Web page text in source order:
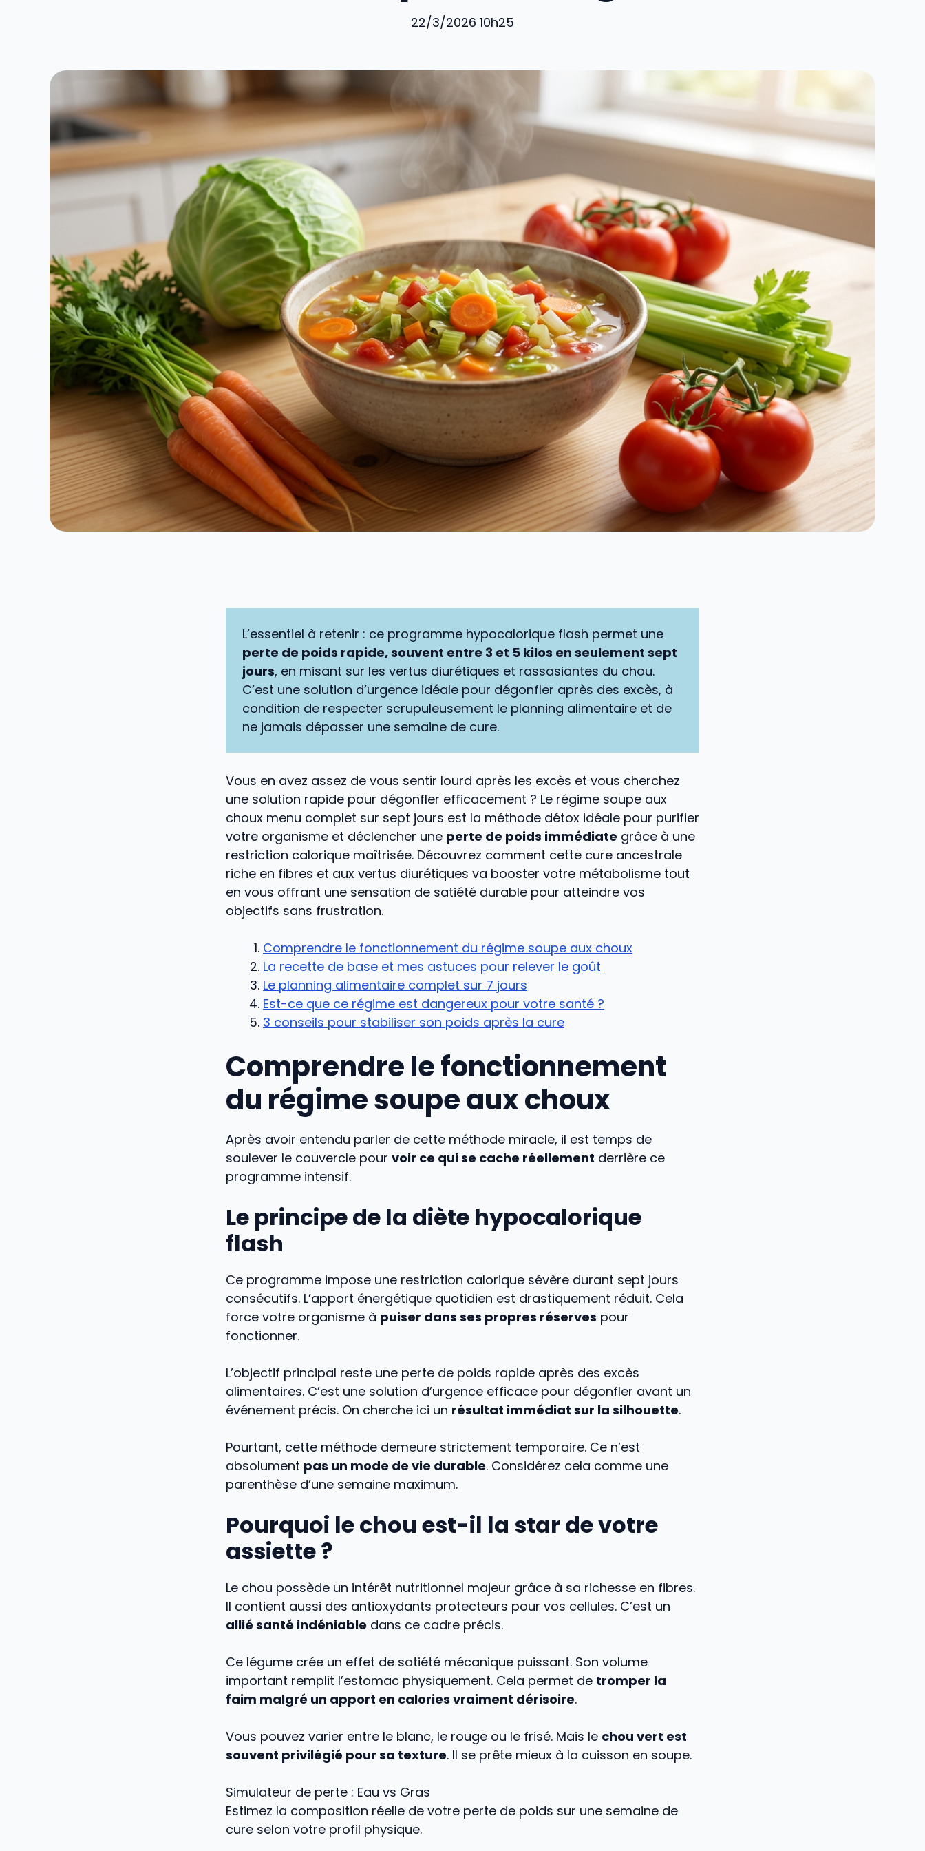
22/3/2026 10h25
L’essentiel à retenir : ce programme hypocalorique flash permet une
perte de poids rapide, souvent entre 3 et 5 kilos en seulement sept
jours, en misant sur les vertus diurétiques et rassasiantes du chou.
C’est une solution d’urgence idéale pour dégonfler après des excès, à
condition de respecter scrupuleusement le planning alimentaire et de
ne jamais dépasser une semaine de cure.
Vous en avez assez de vous sentir lourd après les excès et vous cherchez
une solution rapide pour dégonfler efficacement ? Le régime soupe aux
choux menu complet sur sept jours est la méthode détox idéale pour purifier
votre organisme et déclencher une perte de poids immédiate grâce à une
restriction calorique maîtrisée. Découvrez comment cette cure ancestrale
riche en fibres et aux vertus diurétiques va booster votre métabolisme tout
en vous offrant une sensation de satiété durable pour atteindre vos
objectifs sans frustration.
Comprendre le fonctionnement du régime soupe aux choux
La recette de base et mes astuces pour relever le goût
Le planning alimentaire complet sur 7 jours
Est-ce que ce régime est dangereux pour votre santé ?
3 conseils pour stabiliser son poids après la cure
Comprendre le fonctionnement
du régime soupe aux choux
Après avoir entendu parler de cette méthode miracle, il est temps de
soulever le couvercle pour voir ce qui se cache réellement derrière ce
programme intensif.
Le principe de la diète hypocalorique
flash
Ce programme impose une restriction calorique sévère durant sept jours
consécutifs. L’apport énergétique quotidien est drastiquement réduit. Cela
force votre organisme à puiser dans ses propres réserves pour
fonctionner.
L’objectif principal reste une perte de poids rapide après des excès
alimentaires. C’est une solution d’urgence efficace pour dégonfler avant un
événement précis. On cherche ici un résultat immédiat sur la silhouette.
Pourtant, cette méthode demeure strictement temporaire. Ce n’est
absolument pas un mode de vie durable. Considérez cela comme une
parenthèse d’une semaine maximum.
Pourquoi le chou est-il la star de votre
assiette ?
Le chou possède un intérêt nutritionnel majeur grâce à sa richesse en fibres.
Il contient aussi des antioxydants protecteurs pour vos cellules. C’est un
allié santé indéniable dans ce cadre précis.
Ce légume crée un effet de satiété mécanique puissant. Son volume
important remplit l’estomac physiquement. Cela permet de tromper la
faim malgré un apport en calories vraiment dérisoire.
Vous pouvez varier entre le blanc, le rouge ou le frisé. Mais le chou vert est
souvent privilégié pour sa texture. Il se prête mieux à la cuisson en soupe.
Simulateur de perte : Eau vs Gras
Estimez la composition réelle de votre perte de poids sur une semaine de
cure selon votre profil physique.